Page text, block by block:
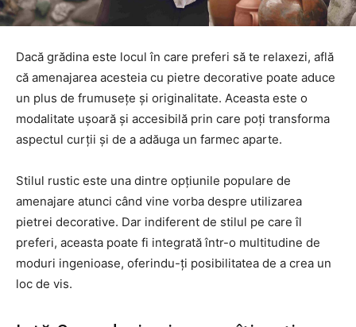
Dacă grădina este locul în care preferi să te relaxezi, află
că amenajarea acesteia cu pietre decorative poate aduce
un plus de frumusețe și originalitate. Aceasta este o
modalitate ușoară și accesibilă prin care poți transforma
aspectul curții și de a adăuga un farmec aparte.
Stilul rustic este una dintre opțiunile populare de
amenajare atunci când vine vorba despre utilizarea
pietrei decorative. Dar indiferent de stilul pe care îl
preferi, aceasta poate fi integrată într-o multitudine de
moduri ingenioase, oferindu-ți posibilitatea de a crea un
loc de vis.